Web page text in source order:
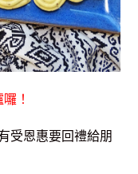
！
受恩惠要回禮給朋